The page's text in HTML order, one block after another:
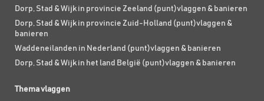
Dorp, Stad & Wijk in provincie Zeeland (punt)vlaggen & banieren
Dorp, Stad & Wijk in provincie Zuid-Holland (punt)vlaggen &
banieren
Waddeneilanden in Nederland (punt)vlaggen & banieren
Dorp, Stad & Wijk in het land België (punt)vlaggen & banieren
Thema vlaggen